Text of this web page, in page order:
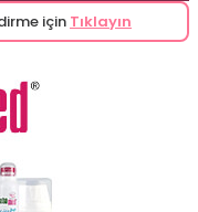
için Tıklayın